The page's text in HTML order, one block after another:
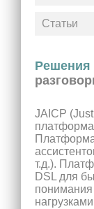
Статьи
Решения
JAICP
т.д.).
DSL для
понимания